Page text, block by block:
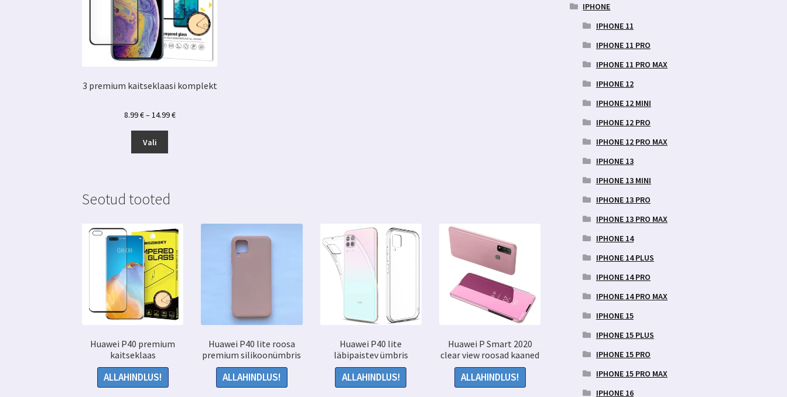
3 premium kaitseklaasi komplekt
8.99€–14.99€Hinnavahemik:
Vali
Valikuid
teha
Seotud tooted
Huawei P40 premium
kaitseklaas
ALLAHINDLUS!
Huawei P40 lite roosa
premium silikoonümbris
ALLAHINDLUS!
Huawei P40 lite
läbipaistev ümbris
ALLAHINDLUS!
Huawei P Smart 2020
clear view roosad kaaned
ALLAHINDLUS!
IPHONE
IPHONE 11
IPHONE 11 PRO
IPHONE 11 PRO MAX
IPHONE 12
IPHONE 12 MINI
IPHONE 12 PRO
IPHONE 12 PRO MAX
IPHONE 13
IPHONE 13 MINI
IPHONE 13 PRO
IPHONE 13 PRO MAX
IPHONE 14
IPHONE 14 PLUS
IPHONE 14 PRO
IPHONE 14 PRO MAX
IPHONE 15
IPHONE 15 PLUS
IPHONE 15 PRO
IPHONE 15 PRO MAX
IPHONE 16